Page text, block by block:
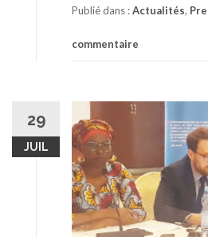
Publié dans :Actualités,
commentaire
29
JUIL